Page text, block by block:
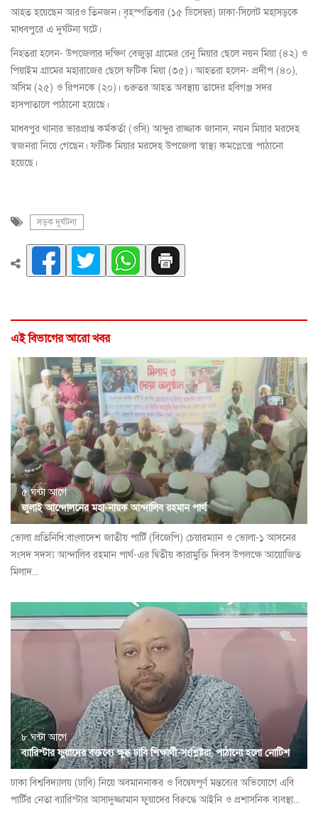
আহত হয়েছেন আরও তিনজন। বৃহস্পতিবার (১৫ ডিসেম্বর) ঢাকা-সিলেট মহাসড়কে
মাধবপুরে এ দুর্ঘটনা ঘটে।
নিহতরা হলেন- উপজেলার দক্ষিণ বেজুড়া গ্রামের রেনু মিয়ার ছেলে নয়ন মিয়া (৪২) ও
পিয়াইম গ্রামের মহারাজের ছেলে ফটিক মিয়া (৩৫)। আহতরা হলেন- প্রদীপ (৪০),
অসিম (২৫) ও রিপনকে (২০)। গুরুতর আহত অবস্থায় তাদের হবিগঞ্জ সদর
হাসপাতালে পাঠানো হয়েছে।
মাধবপুর থানার ভারপ্রাপ্ত কর্মকর্তা (ওসি) আব্দুর রাজ্জাক জানান, নয়ন মিয়ার মরদেহ
স্বজনরা নিয়ে গেছেন। ফটিক মিয়ার মরদেহ উপজেলা স্বাস্থ্য কমপ্লেক্সে পাঠানো
হয়েছে।
সড়ক দুর্ঘটনা
এই বিভাগের আরো খবর
৫ ঘন্টা আগে
জুলাই আন্দোলনের মহা-নায়ক আন্দালিব রহমান পার্থ
ভোলা প্রতিনিধি:বাংলাদেশ জাতীয় পার্টি (বিজেপি) চেয়ারম্যান ও ভোলা-১ আসনের
সংসদ সদস্য আন্দালিব রহমান পার্থ-এর দ্বিতীয় কারামুক্তি দিবস উপলক্ষে আয়োজিত
মিলাদ...
৮ ঘন্টা আগে
ব্যারিস্টার ফুয়াদের বক্তব্যে ক্ষুব্ধ ঢাবি শিক্ষার্থী-সংশ্লিষ্টরা, পাঠানো হলো নোটিশ
ঢাকা বিশ্ববিদ্যালয় (ঢাবি) নিয়ে অবমাননাকর ও বিদ্বেষপূর্ণ মন্তব্যের অভিযোগে এবি
পার্টির নেতা ব্যারিস্টার আসাদুজ্জামান ফুয়াদের বিরুদ্ধে আইনি ও প্রশাসনিক ব্যবস্থা...